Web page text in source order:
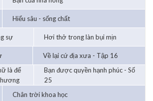
Hiểu sâu - sống chất
sự Hơi thở trong làn bụi mịn
Về lại cứ địa xưa - Tập 16
là để
Bạn được quyền hạnh phúc - Số
25
Chân trời khoa học